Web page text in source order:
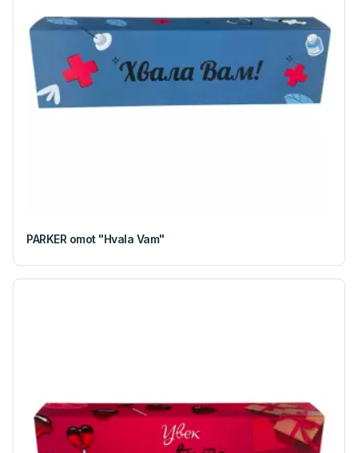
PARKER omot "Hvala Vam"